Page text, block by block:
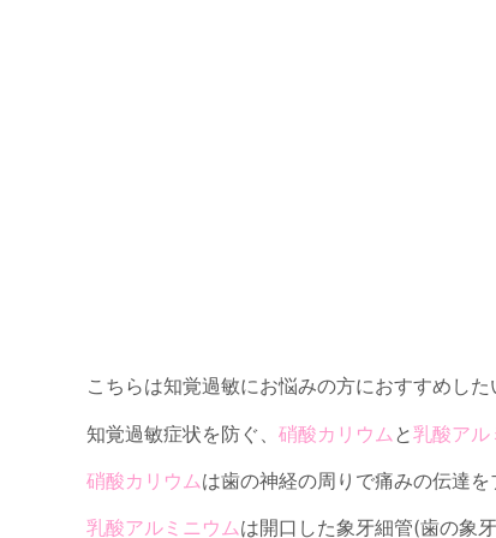
こちらは知覚過敏にお悩みの方におすすめした
知覚過敏症状を防ぐ、 硝酸カリウム と乳酸アル
硝酸カリウムは歯の神経の周りで痛みの伝達を
乳酸アルミニウム